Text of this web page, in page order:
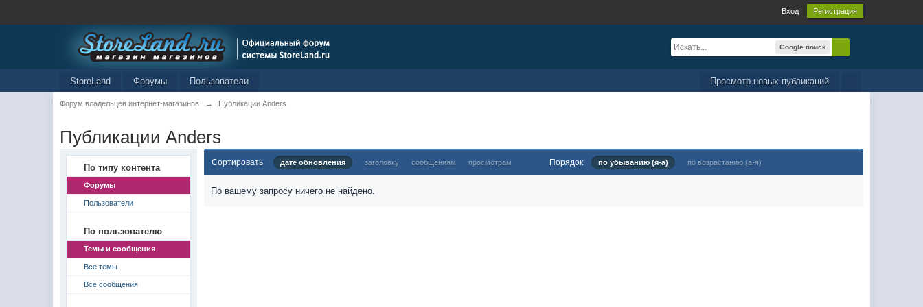
Вход Регистрация
Google поиск
Просмотр новых публикаций
StoreLand Форумы Пользователи
Форум владельцев интернет-магазинов → Публикации Anders
Публикации Anders
По типу контента
Форумы
Пользователи
По пользователю
Темы и сообщения
Все темы
Все сообщения
Сортировать дате обновления заголовку сообщениям просмотрам Порядок по убыванию (я-а) по возрастанию (а-я)
По вашему запросу ничего не найдено.